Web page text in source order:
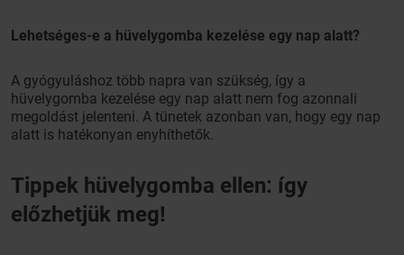
Lehetséges-e a hüvelygomba kezelése egy nap alatt?
A gyógyuláshoz több napra van szükség, így a
hüvelygomba kezelése egy nap alatt nem fog azonnali
megoldást jelenteni. A tünetek azonban van, hogy egy nap
alatt is hatékonyan enyhíthetők.
Tippek hüvelygomba ellen: így
előzhetjük meg!